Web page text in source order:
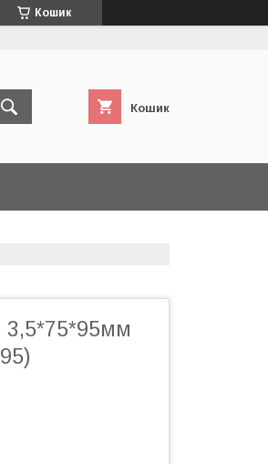
Кошик
Кошик
3,5*75*95мм